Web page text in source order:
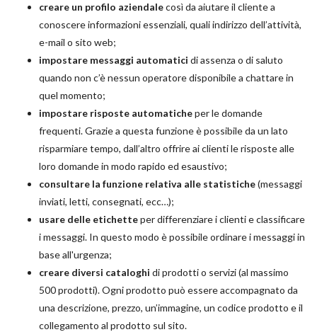
creare un profilo aziendalecosì da aiutare il cliente a
conoscere informazioni essenziali, quali indirizzo dell’attività,
e-mail o sito web;
impostare messaggi automatici di assenza o di saluto
quando non c’è nessun operatore disponibile a chattare in
quel momento;
impostare risposte automaticheper le domande
frequenti. Grazie a questa funzione è possibile da un lato
risparmiare tempo, dall’altro offrire ai clienti le risposte alle
loro domande in modo rapido ed esaustivo;
consultare la funzione relativa alle statistiche(messaggi
inviati, letti, consegnati, ecc…);
usare delle etichetteper differenziare i clienti e classificare
i messaggi. In questo modo è possibile ordinare i messaggi in
base all'urgenza;
creare diversi cataloghi di prodotti o servizi (al massimo
500 prodotti). Ogni prodotto può essere accompagnato da
una descrizione, prezzo, un’immagine, un codice prodotto e il
collegamento al prodotto sul sito.